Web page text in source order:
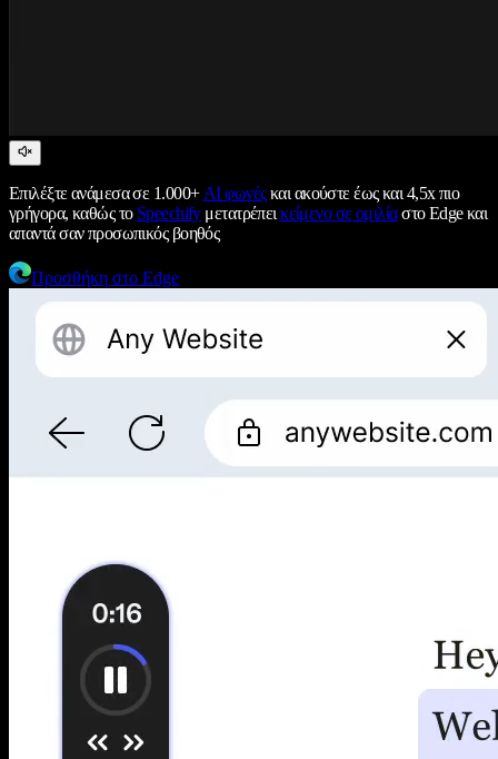
Επιλέξτε ανάμεσα σε 1.000+ AI φωνέςκαι ακούστε έως και 4,5x πιο
γρήγορα, καθώς το Speechifyμετατρέπεικείμενο σε ομιλίαστο Edge και
απαντά σαν προσωπικός βοηθός
Προσθήκη στο Edge